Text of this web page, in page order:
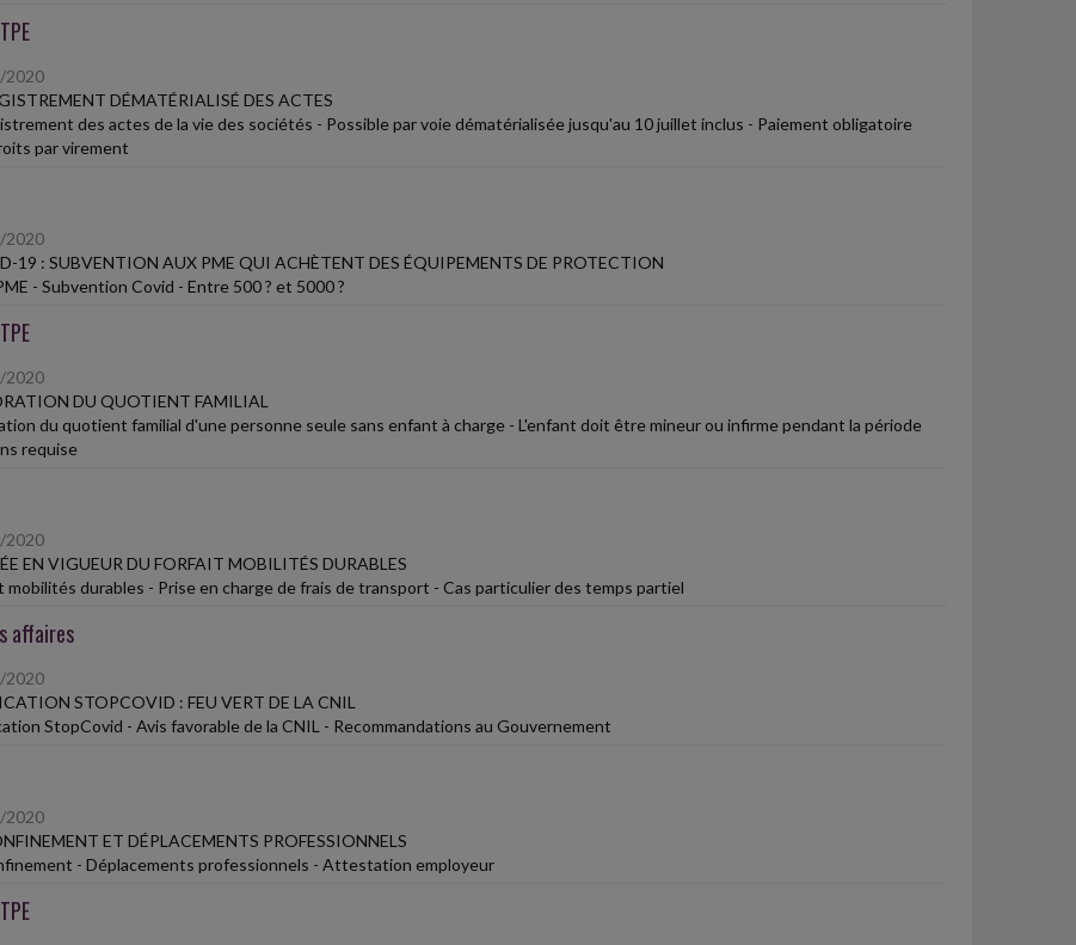
2020
DÉMATÉRIALISÉ DES ACTES
des actes de la vie des sociétés - Possible par voie dématérialisée jusqu'au 10 juillet inclus - Paiement obligatoire
par virement
2020
19 : SUBVENTION AUX PME QUI ACHÈTENT DES ÉQUIPEMENTS DE PROTECTION
- Subvention Covid - Entre 500 ? et 5000 ?
2020
DU QUOTIENT FAMILIAL
du quotient familial d'une personne seule sans enfant à charge - L'enfant doit être mineur ou infirme pendant la période
requise
2020
EN VIGUEUR DU FORFAIT MOBILITÉS DURABLES
mobilités durables - Prise en charge de frais de transport - Cas particulier des temps partiel
affaires
2020
STOPCOVID : FEU VERT DE LA CNIL
StopCovid - Avis favorable de la CNIL - Recommandations au Gouvernement
2020
ET DÉPLACEMENTS PROFESSIONNELS
- Déplacements professionnels - Attestation employeur